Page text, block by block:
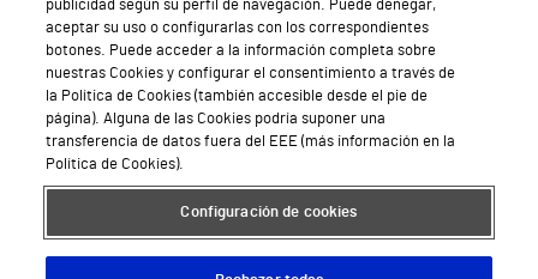
Trabajar en Vithas
Teléfono Cita Médica
Teléfono Atención al Cliente
Política de seguridad y salud en el trabajo
Conoce a Supervita
publicidad según su perfil de navegación. Puede denegar,
aceptar su uso o configurarlas con los correspondientes
botones. Puede acceder a la información completa sobre
nuestras Cookies y configurar el consentimiento a través de
la Política de Cookies (también accesible desde el pie de
página). Alguna de las Cookies podría suponer una
transferencia de datos fuera del EEE (más información en la
Política de Cookies).
Configuración de cookies